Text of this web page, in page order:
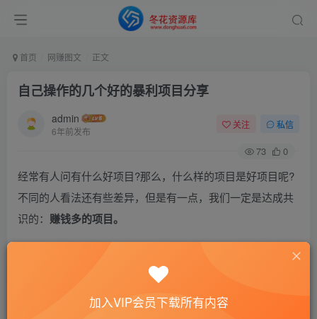
首页 网赚图文 正文
自己操作的几个好的暴利项目分享
admin
6年前发布
关注 私信
73 0
经常有人问有什么好项目?那么，什么样的项目是好项目呢?
不同的人看法还有些差异，但是有一点，我们一定是达成共
识的： 赚钱多的项目。
更多试错的机会；最好模式、流程尽量简单，越复杂的机器
加入VIP会员下载所有内容